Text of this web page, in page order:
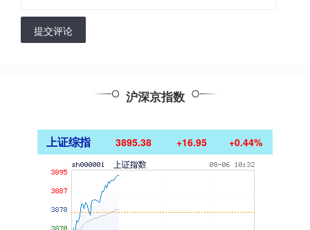
提交评论
沪深京指数
上证综指 3895.38 +16.95 +0.44%